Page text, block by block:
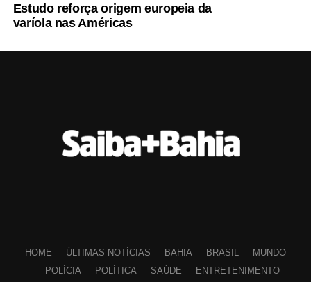
Estudo reforça origem europeia da
varíola nas Américas
HOME ÚLTIMAS NOTÍCIAS BAHIA BRASIL
MUNDO
POLÍCIA
POLÍTICA SAÚDE ENTRETENIMENTO